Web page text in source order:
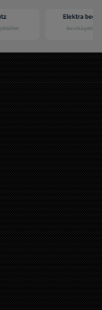
Elektra beckum
Bandsägeblätter